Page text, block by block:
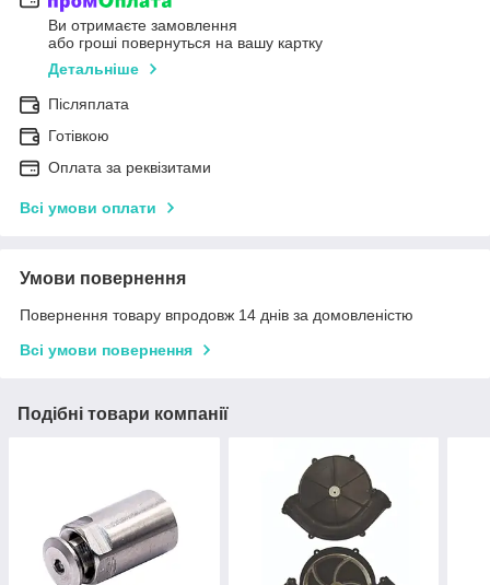
Ви отримаєте замовлення
або гроші повернуться на вашу картку
Детальніше
Післяплата
Готівкою
Оплата за реквізитами
Всі умови оплати
Умови повернення
Повернення товару впродовж 14 днів за домовленістю
Всі умови повернення
Подібні товари компанії